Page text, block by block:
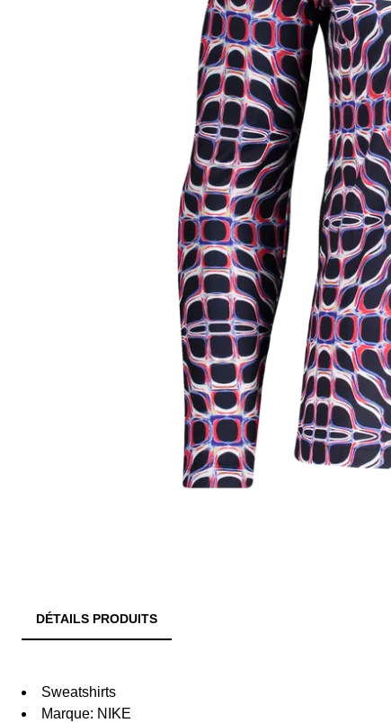
DÉTAILS PRODUITS
Sweatshirts
Marque: NIKE